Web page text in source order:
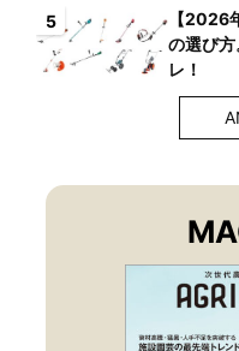
5
【2026
の選び
レ！